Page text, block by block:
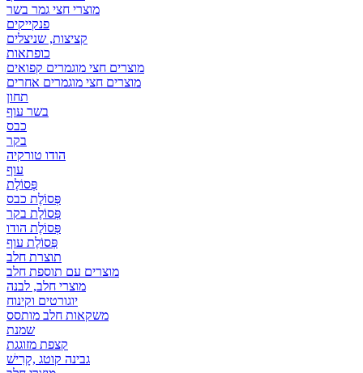
מוצרי חצי גמר בשר
פנקייקים
קציצות, שניצלים
כופתאות
מוצרים חצי מוגמרים קפואים
מוצרים חצי מוגמרים אחרים
תחון
בשר עוף
כבס
בקר
הודו טורקיה
עוף
פְּסוֹלֶת
פְּסוֹלֶת כבס
פְּסוֹלֶת בקר
פְּסוֹלֶת הודו
פְּסוֹלֶת עוף
תוצרת חלב
מוצרים עם תוספת חלב
מוצרי חלב, לבנה
יוגורטים וקינוח
משקאות חלב מותסס
שמנת
קצפת מזוגגת
גבינה קוטג ,קָרִישׁ